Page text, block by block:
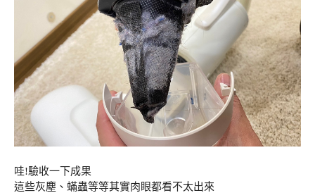
哇!驗收一下成果
這些灰塵、蟎蟲等等其實肉眼都看不太出來